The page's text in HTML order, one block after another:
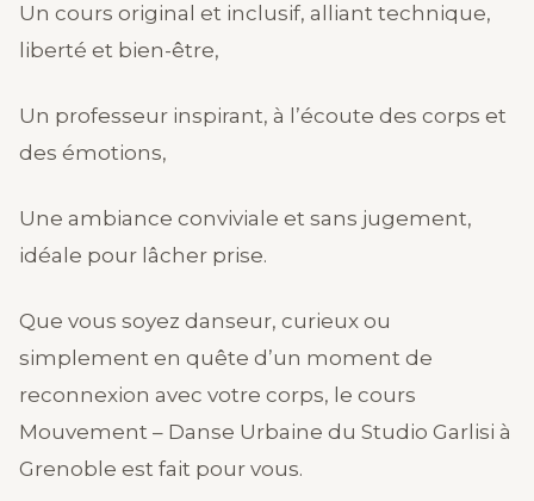
Un cours original et inclusif, alliant technique,
liberté et bien-être,
Un professeur inspirant, à l’écoute des corps et
des émotions,
Une ambiance conviviale et sans jugement,
idéale pour lâcher prise.
Que vous soyez danseur, curieux ou
simplement en quête d’un moment de
reconnexion avec votre corps, le cours
Mouvement – Danse Urbaine du Studio Garlisi à
Grenoble est fait pour vous.